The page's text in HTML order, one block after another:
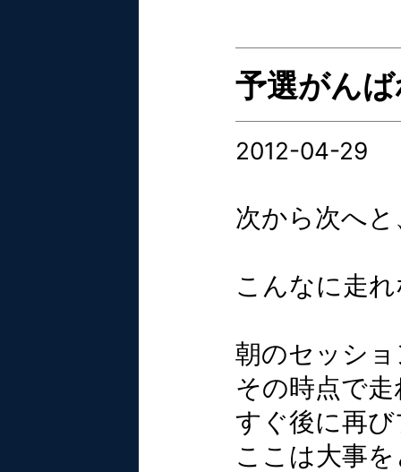
予選がん
2012-04-29
次から次へ
こんなに走
朝のセッシ
その時点で
すぐ後に再
ここは大事